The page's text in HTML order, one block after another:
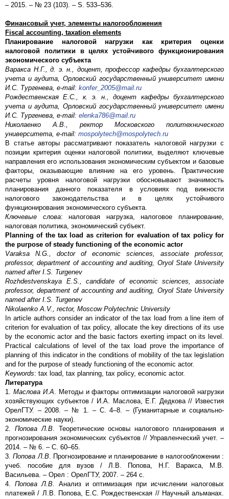
– 2015. – № 23 (103). – S. 533–536.
Финансовый учет, элементы налогообложения
Fiscal accounting, taxation elements
Планирование налоговой нагрузки как критерия оценки
налоговой политики в целях устойчивого функционирования
экономического субъекта
Варакса Н.Г., д. э. н., доцент, профессор кафедры бухгалтерского
учета и аудита, Орловский государственный университет имени
И.С. Тургенева, e-mail: konfer_2005@mail.ru
Рождественская Е.С., к. э. н., доцент кафедры бухгалтерского
учета и аудита, Орловский государственный университет имени
И.С. Тургенева, e-mail: elenka786@mail.ru
Николаенко А.В., ректор Московского политехнического
университета, e-mail: mospolytech@mospolytech.ru
В статье авторы рассматривают показатель налоговой нагрузки с
позиции критерия оценки налоговой политики, выделяют ключевые
направления его использования экономическим субъектом и базовые
факторы, оказывающие влияние на его уровень. Практические
расчеты уровня налоговой нагрузки обосновывают значимость
планирования данного показателя в условиях под вижности
налогового законодательства и в целях устойчивого
функционирования экономического субъекта.
Ключевые слова: налоговая нагрузка, налоговое планирование,
налоговая политика, экономический субъект.
Planning of the tax load as criterion for evaluation of tax policy for
the purpose of steady functioning of the economic actor
Varaksa N.G., doctor of economic sciences, associate professor,
professor, department of accounting and auditing, Oryol State University
named after I.S. Turgenev
Rozhdestvenskaya E.S., candidate of economic sciences, associate
professor, department of accounting and auditing, Oryol State University
named after I.S. Turgenev
Nikolaenko A.V., rector, Moscow Polytechnic University
In article authors consider an indicator of the tax load from a line item of
criterion for evaluation of tax policy, allocate the key directions of its use
by the economic actor and the basic factors exerting impact on its level.
Practical calculations of level of the tax load prove the importance of
planning of this indicator in the conditions of mobility of the tax legislation
and for the purpose of steady functioning of the economic actor.
Keywords: tax load, tax planning, tax policy, economic actor.
Литература
1. Маслова И.А . Методы и факторы оптимизации налоговой нагрузки
хозяйствующих субъектов / И.А. Маслова, Е.Г. Дедкова // Известия
ОрелГТУ. – 2008. – № 1. – С. 4–8. – (Гуманитарные и социально-
экономические науки).
2. Попова Л.В. Теоретические основы налогового планирования и
прогнозирования экономических субъектов // Управленческий учет. –
2014. – № 6. – С. 60–65.
3.Попова Л.В. Прогнозирование и планирование в налогообложении :
учеб. пособие для вузов / Л.В. Попова, Н.Г. Варакса, М.В.
Васильева. – Орел : ОрелГТУ, 2007. – 264 с.
4. Попова Л.В. Анализ и оптимизация при исчислении налоговых
платежей / Л.В. Попова, Е.С. Рождественская // Научный альманах.